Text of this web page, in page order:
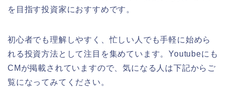
を目指す投資家におすすめです。
初心者でも理解しやすく、忙しい人でも手軽に始めら
れる投資方法として注目を集めています。Youtubeにも
CMが掲載されていますので、気になる人は下記からご
覧になってみてください。